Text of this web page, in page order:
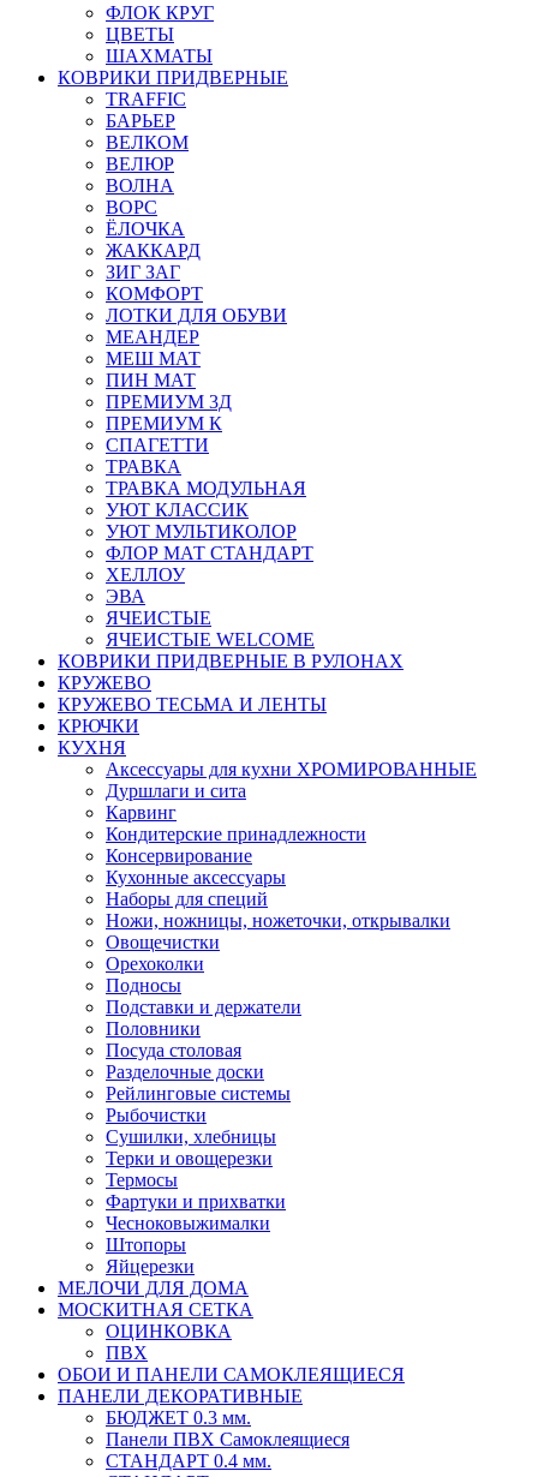
ФЛОК КРУГ
ЦВЕТЫ
ШАХМАТЫ
КОВРИКИ ПРИДВЕРНЫЕ
TRAFFIC
БАРЬЕР
ВЕЛКОМ
ВЕЛЮР
ВОЛНА
ВОРС
ЁЛОЧКА
ЖАККАРД
ЗИГ ЗАГ
КОМФОРТ
ЛОТКИ ДЛЯ ОБУВИ
МЕАНДЕР
МЕШ МАТ
ПИН МАТ
ПРЕМИУМ 3Д
ПРЕМИУМ К
СПАГЕТТИ
ТРАВКА
ТРАВКА МОДУЛЬНАЯ
УЮТ КЛАССИК
УЮТ МУЛЬТИКОЛОР
ФЛОР МАТ СТАНДАРТ
ХЕЛЛОУ
ЭВА
ЯЧЕИСТЫЕ
ЯЧЕИСТЫЕ WELCOME
КОВРИКИ ПРИДВЕРНЫЕ В РУЛОНАХ
КРУЖЕВО
КРУЖЕВО ТЕСЬМА И ЛЕНТЫ
КРЮЧКИ
КУХНЯ
Аксессуары для кухни ХРОМИРОВАННЫЕ
Дуршлаги и сита
Карвинг
Кондитерские принадлежности
Консервирование
Кухонные аксессуары
Наборы для специй
Ножи, ножницы, ножеточки, открывалки
Овощечистки
Орехоколки
Подносы
Подставки и держатели
Половники
Посуда столовая
Разделочные доски
Рейлинговые системы
Рыбочистки
Сушилки, хлебницы
Терки и овощерезки
Термосы
Фартуки и прихватки
Чесноковыжималки
Штопоры
Яйцерезки
МЕЛОЧИ ДЛЯ ДОМА
МОСКИТНАЯ СЕТКА
ОЦИНКОВКА
ПВХ
ОБОИ И ПАНЕЛИ САМОКЛЕЯЩИЕСЯ
ПАНЕЛИ ДЕКОРАТИВНЫЕ
БЮДЖЕТ 0.3 мм.
Панели ПВХ Самоклеящиеся
СТАНДАРТ 0.4 мм.